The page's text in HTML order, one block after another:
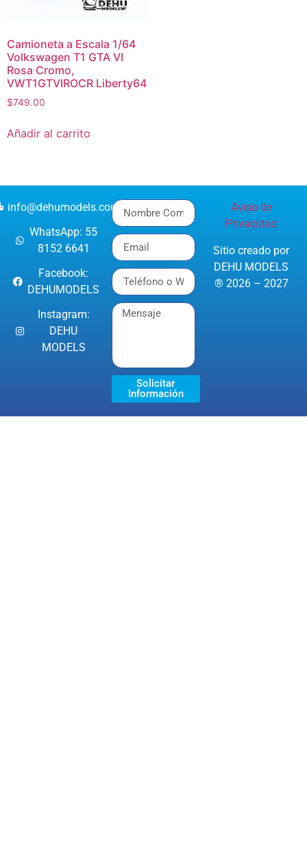
Camioneta a Escala 1/64
Volkswagen T1 GTA VI
Rosa Cromo,
VWT1GTVIROCR Liberty64
$749.00
Añadir al carrito
info@dehumodels.com
WhatsApp: 55
8152 6641
Facebook:
DEHUMODELS
Instagram:
DEHU
MODELS
Solicitar
Información
Aviso de
Privacidad
Sitio creado por
DEHU MODELS
® 2026 – 2027